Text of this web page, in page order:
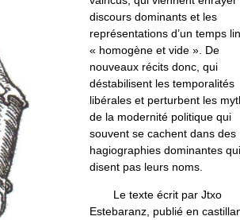
discours dominants et les
représentations d’un temps
« homogène et vide ». De
nouveaux récits donc, qui
déstabilisent les temporalités
libérales et perturbent les
de la modernité politique qui
souvent se cachent dans des
hagiographies dominantes
disent pas leurs noms.
Le texte écrit par Jtxo
Estebaranz, publié en